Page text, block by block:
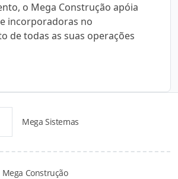
o Mega Construção apóia
incorporadoras no
de todas as suas operações
Mega Sistemas
Mega Construção
para Download